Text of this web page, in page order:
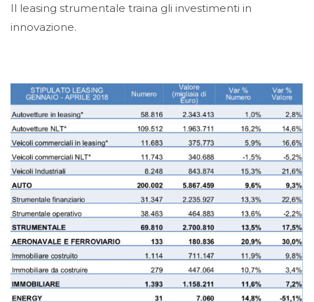
Il leasing strumentale traina gli investimenti in
innovazione.